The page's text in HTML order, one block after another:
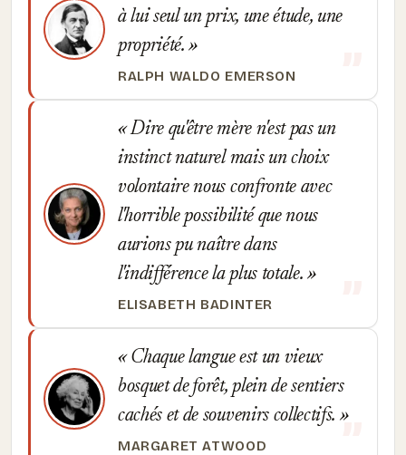
à lui seul un prix, une étude, une
propriété.
RALPH WALDO EMERSON
Dire qu'être mère n'est pas un
instinct naturel mais un choix
volontaire nous confronte avec
l'horrible possibilité que nous
aurions pu naître dans
l'indifférence la plus totale.
ELISABETH BADINTER
Chaque langue est un vieux
bosquet de forêt, plein de sentiers
cachés et de souvenirs collectifs.
MARGARET ATWOOD